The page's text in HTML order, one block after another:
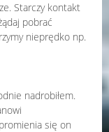
Starczy kontakt
pobrać
nieprędko np.
nadrobiłem.
się on